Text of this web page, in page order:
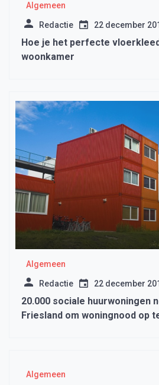
Algemeen
Redactie 22 december
Hoe je het perfecte
woonkamer
Algemeen
Redactie 22 december
20.000 sociale huurwoningen
Friesland om woningnood op
Algemeen